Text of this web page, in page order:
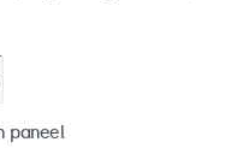
paneel